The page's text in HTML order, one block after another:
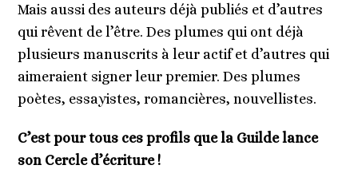
Mais aussi des auteurs déjà publiés et d’autres
qui rêvent de l’être. Des plumes qui ont déjà
plusieurs manuscrits à leur actif et d’autres qui
aimeraient signer leur premier. Des plumes
poètes, essayistes, romancières, nouvellistes.
C’est pour tous ces profils que la Guilde lance
son Cercle d’écriture !